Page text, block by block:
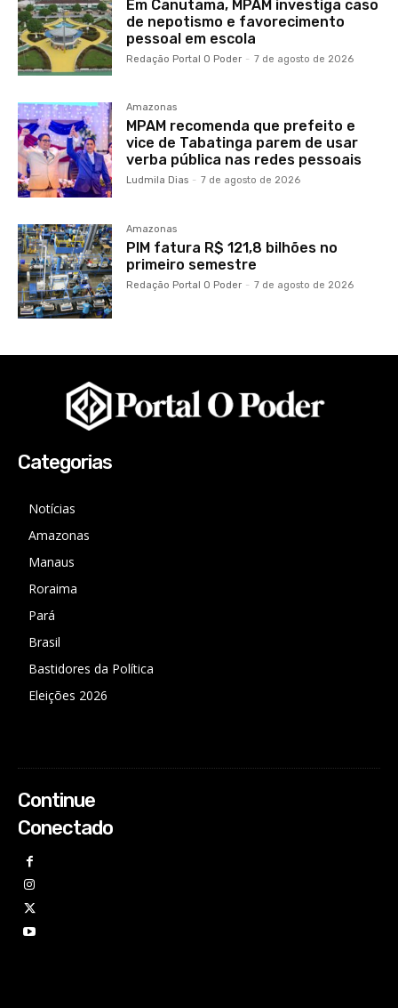
Em Canutama, MPAM investiga caso
de nepotismo e favorecimento
pessoal em escola
Redação Portal O Poder - 7 de agosto de 2026
Amazonas
MPAM recomenda que prefeito e
vice de Tabatinga parem de usar
verba pública nas redes pessoais
Ludmila Dias - 7 de agosto de 2026
Amazonas
PIM fatura R$ 121,8 bilhões no
primeiro semestre
Redação Portal O Poder - 7 de agosto de 2026
Categorias
Notícias
Amazonas
Manaus
Roraima
Pará
Brasil
Bastidores da Política
Eleições 2026
Continue
Conectado